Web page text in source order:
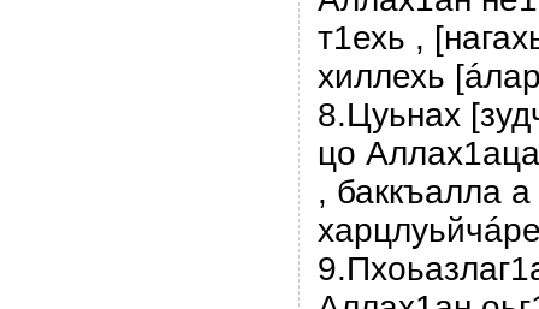
т1ехь ,
хиллехь
8.Цуьнах
цо
, баккъалла